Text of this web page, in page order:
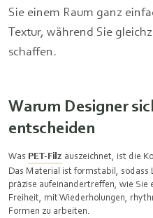
Sie einem Raum ganz
Textur, während Sie
schaffen.
Warum Designer
entscheiden
Was PET‑Filz auszeichnet, ist die
Das Material ist formstabil, sodass
präzise aufeinandertreffen, wie Sie
Freiheit, mit Wiederholungen,
Formen zu arbeiten.